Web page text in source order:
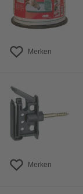
Merken
Merken